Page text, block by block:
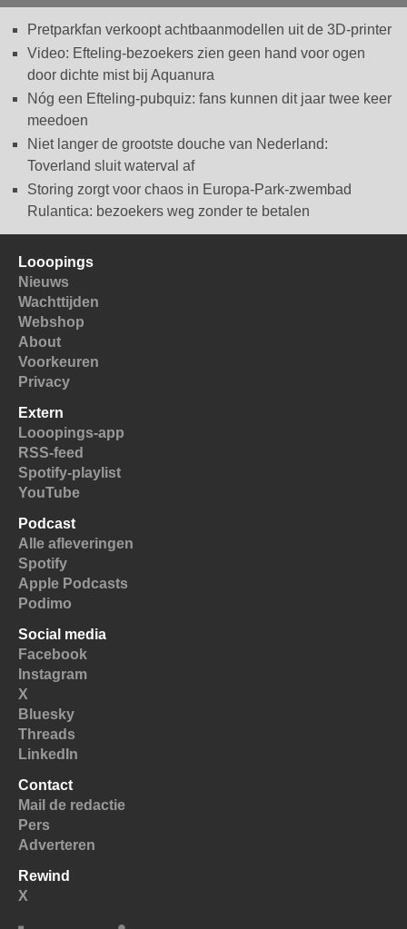
Pretparkfan verkoopt achtbaanmodellen uit de 3D-printer
Video: Efteling-bezoekers zien geen hand voor ogen
door dichte mist bij Aquanura
Nóg een Efteling-pubquiz: fans kunnen dit jaar twee keer
meedoen
Niet langer de grootste douche van Nederland:
Toverland sluit waterval af
Storing zorgt voor chaos in Europa-Park-zwembad
Rulantica: bezoekers weg zonder te betalen
Looopings
Nieuws
Wachttijden
Webshop
About
Voorkeuren
Privacy
Extern
Looopings-app
RSS-feed
Spotify-playlist
YouTube
Podcast
Alle afleveringen
Spotify
Apple Podcasts
Podimo
Social media
Facebook
Instagram
X
Bluesky
Threads
LinkedIn
Contact
Mail de redactie
Pers
Adverteren
Rewind
X